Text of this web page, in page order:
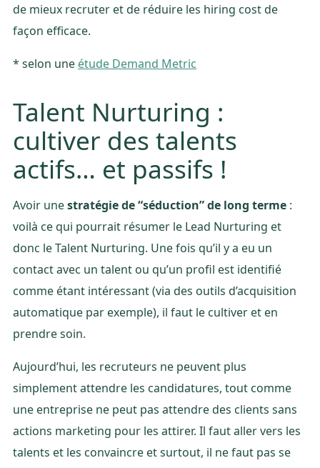
de mieux recruter et de réduire les hiring cost de
façon efficace.
* selon une étude Demand Metric
Talent Nurturing :
cultiver des talents
actifs… et passifs !
Avoir unestratégie de “séduction” de long terme :
voilà ce qui pourrait résumer le Lead Nurturing et
donc le Talent Nurturing. Une fois qu’il y a eu un
contact avec un talent ou qu’un profil est identifié
comme étant intéressant (via des outils d’acquisition
automatique par exemple), il faut le cultiver et en
prendre soin.
Aujourd’hui, les recruteurs ne peuvent plus
simplement attendre les candidatures, tout comme
une entreprise ne peut pas attendre des clients sans
actions marketing pour les attirer. Il faut aller vers les
talents et les convaincre et surtout, il ne faut pas se